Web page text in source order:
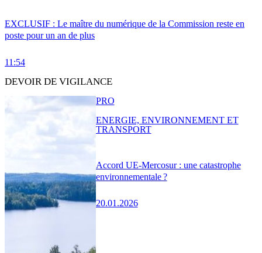
EXCLUSIF : Le maître du numérique de la Commission reste en
poste pour un an de plus
11:54
DEVOIR DE VIGILANCE
Accord UE-Mercosur : une catastrophe
environnementale ?
20.01.2026
PRO
ENERGIE, ENVIRONNEMENT ET
TRANSPORT